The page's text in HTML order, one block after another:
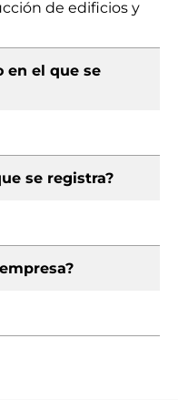
de edificios y
en el que se
se registra?